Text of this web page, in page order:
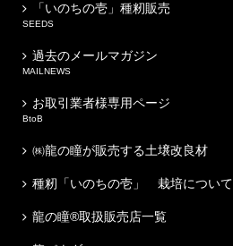
「いのちの壱」種籾販売
SEEDS
過去のメールマガジン
MAILNEWS
お取引業者様専用ページ
BtoB
㈱龍の瞳が販売する土壌改良材
種籾「いのちの壱」 栽培について
龍の瞳®取扱販売店一覧